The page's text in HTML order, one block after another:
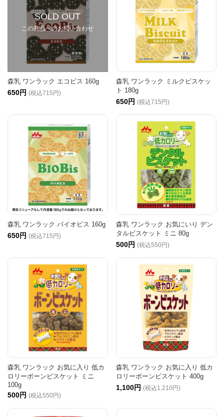
SOLD OUT
この商品へのお問い合わせ
森乳 ワンラック エコビス 160g
650円 (税込715円)
森乳 ワンラック ミルクビスケッ
ト 180g
650円 (税込715円)
森乳 ワンラック バイオビス 160g
650円 (税込715円)
森乳 ワンラック お気にいり デン
タルビスケット ミニ 80g
500円 (税込550円)
森乳 ワンラック お気に入り 低カ
ロリーボーンビスケット ミニ
100g
500円 (税込550円)
森乳 ワンラック お気に入り 低カ
ロリーボーンビスケット 400g
1,100円 (税込1,210円)